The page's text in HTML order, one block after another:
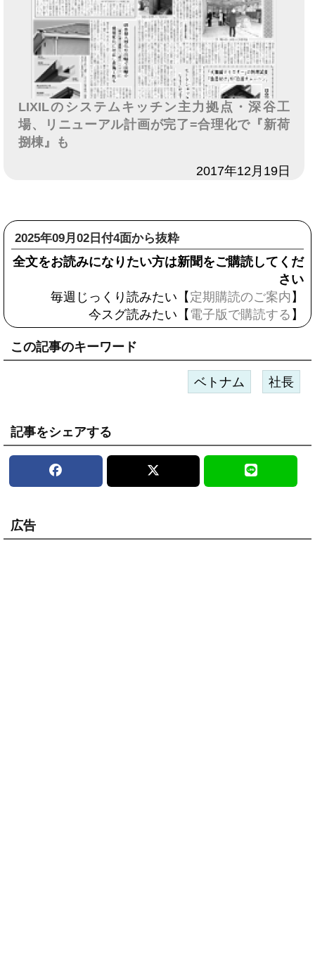
LIXILのシステムキッチン主力拠点・深谷工
場、リニューアル計画が完了=合理化で『新荷
捌棟』も
2017年12月19日
2025年09月02日付4面から抜粋
全文をお読みになりたい方は新聞をご購読してくだ
さい
毎週じっくり読みたい【 定期購読のご案内 】
今スグ読みたい【 電子版で購読する 】
この記事のキーワード
ベトナム 社長
記事をシェアする
広告